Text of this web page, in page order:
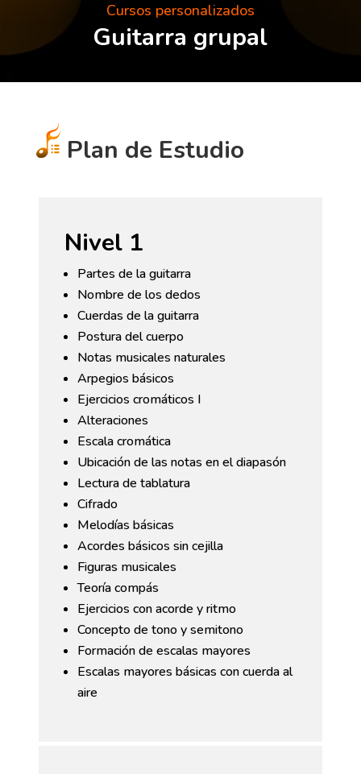
Cursos personalizados
Guitarra grupal
Plan de Estudio
Nivel 1
Partes de la guitarra
Nombre de los dedos
Cuerdas de la guitarra
Postura del cuerpo
Notas musicales naturales
Arpegios básicos
Ejercicios cromáticos I
Alteraciones
Escala cromática
Ubicación de las notas en el diapasón
Lectura de tablatura
Cifrado
Melodías básicas
Acordes básicos sin cejilla
Figuras musicales
Teoría compás
Ejercicios con acorde y ritmo
Concepto de tono y semitono
Formación de escalas mayores
Escalas mayores básicas con cuerda al
aire